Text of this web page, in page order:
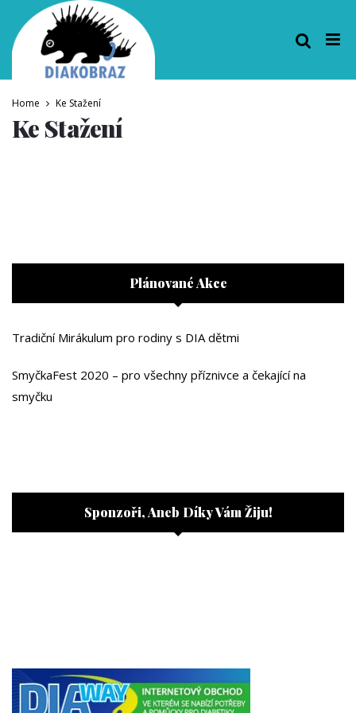
Home Ke Stažení
Ke Stažení
Plánované Akce
Tradiční Mirákulum pro rodiny s DIA dětmi
SmyčkaFest 2020 – pro všechny příznivce a čekající na
smyčku
Sponzoři, Aneb Díky Vám Žiju!